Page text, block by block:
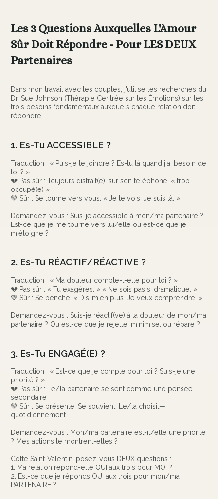
Les 3 Questions Auxquelles L'Amour
Sûr Doit Répondre - Pour LES DEUX
Partenaires
Dans mon travail avec les couples, j'utilise les recherches du
Dr. Sue Johnson (Thérapie Centrée sur les Émotions) sur les
trois besoins fondamentaux auxquels chaque relation doit
répondre :
1. Es-Tu ACCESSIBLE ?
Traduction : « Puis-je te joindre ? Es-tu là quand j'ai besoin de
toi ? »
💔 Pas sûr : Toujours distrait(e), sur son téléphone, « trop
occupé(e) »
💚 Sûr : Se tourne vers vous. « Je te vois. Je suis là. »
Demandez-vous : Suis-je accessible à mon/ma partenaire ?
Est-ce que je me tourne vers lui/elle ou est-ce que je
m'éloigne ?
2. Es-Tu RÉACTIF/RÉACTIVE ?
Traduction : « Ma douleur compte-t-elle pour toi ? »
💔 Pas sûr : « Tu exagères. » « Ne sois pas si dramatique. »
💚 Sûr : Se penche. « Dis-m'en plus. Je veux comprendre. »
Demandez-vous : Suis-je réactif(ve) à la douleur de mon/ma
partenaire ? Ou est-ce que je rejette, minimise, ou répare ?
3. Es-Tu ENGAGÉ(E) ?
Traduction : « Est-ce que je compte pour toi ? Suis-je une
priorité ? »
💔 Pas sûr : Le/la partenaire se sent comme une pensée
secondaire
💚 Sûr : Se présente. Se souvient. Le/la choisit—
quotidiennement.
Demandez-vous : Mon/ma partenaire est-il/elle une priorité
? Mes actions le montrent-elles ?
Cette Saint-Valentin, posez-vous DEUX questions :
1. Ma relation répond-elle OUI aux trois pour MOI ?
2. Est-ce que je réponds OUI aux trois pour mon/ma
PARTENAIRE ?